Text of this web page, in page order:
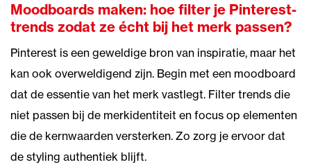
Moodboards maken: hoe filter je Pinterest-
trends zodat ze écht bij het merk passen?
Pinterest is een geweldige bron van inspiratie, maar het
kan ook overweldigend zijn. Begin met een moodboard
dat de essentie van het merk vastlegt. Filter trends die
niet passen bij de merkidentiteit en focus op elementen
die de kernwaarden versterken. Zo zorg je ervoor dat
de styling authentiek blijft.